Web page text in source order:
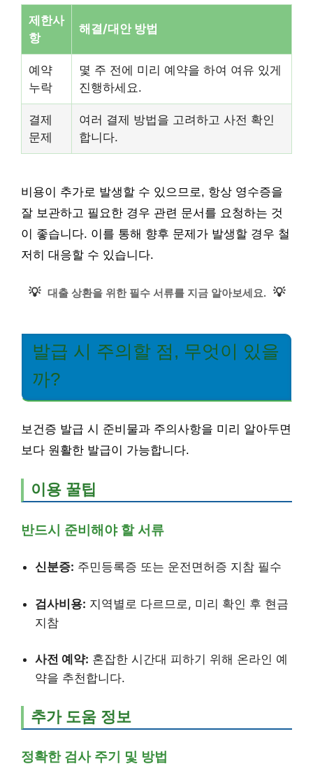
제한사
항
해결/대안 방법
예약
누락
몇 주 전에 미리 예약을 하여 여유 있게
진행하세요.
결제
문제
여러 결제 방법을 고려하고 사전 확인
합니다.
비용이 추가로 발생할 수 있으므로, 항상 영수증을
잘 보관하고 필요한 경우 관련 문서를 요청하는 것
이 좋습니다. 이를 통해 향후 문제가 발생할 경우 철
저히 대응할 수 있습니다.
💡 대출 상환을 위한 필수 서류를 지금 알아보세요. 💡
발급 시 주의할 점, 무엇이 있을
까?
보건증 발급 시 준비물과 주의사항을 미리 알아두면
보다 원활한 발급이 가능합니다.
이용 꿀팁
반드시 준비해야 할 서류
신분증: 주민등록증 또는 운전면허증 지참 필수
검사비용: 지역별로 다르므로, 미리 확인 후 현금
지참
사전 예약: 혼잡한 시간대 피하기 위해 온라인 예
약을 추천합니다.
추가 도움 정보
정확한 검사 주기 및 방법